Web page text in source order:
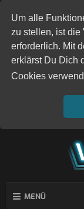
Um alle
zu stellen, ist
erforderlich. Mit
erklärst Du Dich
Cookies
MENÜ